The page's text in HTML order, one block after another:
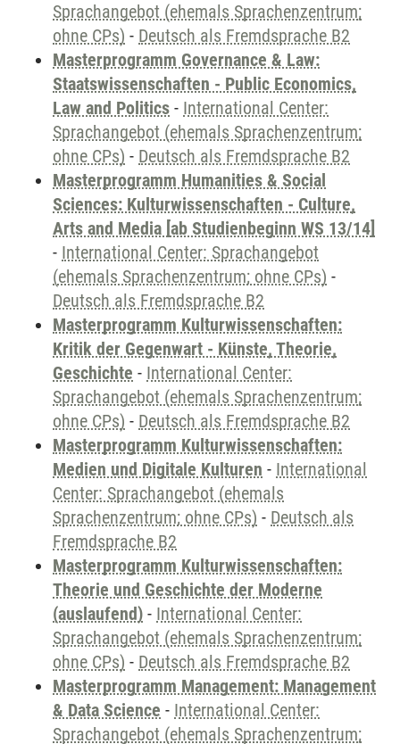
Sprachangebot (ehemals Sprachenzentrum;
ohne CPs) - Deutsch als Fremdsprache B2
Masterprogramm Governance & Law:
Staatswissenschaften - Public Economics,
Law and Politics - International Center:
Sprachangebot (ehemals Sprachenzentrum;
ohne CPs) - Deutsch als Fremdsprache B2
Masterprogramm Humanities & Social
Sciences: Kulturwissenschaften - Culture,
Arts and Media [ab Studienbeginn WS 13/14]
- International Center: Sprachangebot
(ehemals Sprachenzentrum; ohne CPs) -
Deutsch als Fremdsprache B2
Masterprogramm Kulturwissenschaften:
Kritik der Gegenwart - Künste, Theorie,
Geschichte - International Center:
Sprachangebot (ehemals Sprachenzentrum;
ohne CPs) - Deutsch als Fremdsprache B2
Masterprogramm Kulturwissenschaften:
Medien und Digitale Kulturen - International
Center: Sprachangebot (ehemals
Sprachenzentrum; ohne CPs) - Deutsch als
Fremdsprache B2
Masterprogramm Kulturwissenschaften:
Theorie und Geschichte der Moderne
(auslaufend) - International Center:
Sprachangebot (ehemals Sprachenzentrum;
ohne CPs) - Deutsch als Fremdsprache B2
Masterprogramm Management: Management
& Data Science - International Center:
Sprachangebot (ehemals Sprachenzentrum;